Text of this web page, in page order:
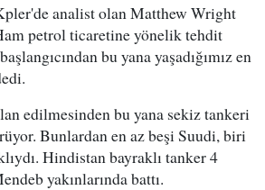
analist olan Matthew Wright
petrol ticaretine yönelik tehdit
bu yana yaşadığımız en
edilmesinden bu yana sekiz tankeri
Bunlardan en az beşi Suudi, biri
Hindistan bayraklı tanker 4
yakınlarında battı.